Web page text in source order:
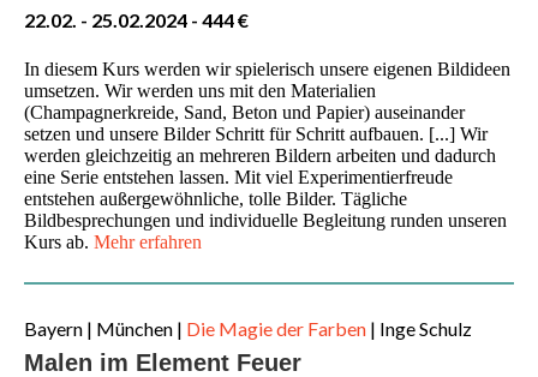
22.02. - 25.02.2024 - 444 €
In diesem Kurs werden wir spielerisch unsere eigenen Bildideen
umsetzen. Wir werden uns mit den Materialien
(Champagnerkreide, Sand, Beton und Papier) auseinander
setzen und unsere Bilder Schritt für Schritt aufbauen. [...] Wir
werden gleichzeitig an mehreren Bildern arbeiten und dadurch
eine Serie entstehen lassen. Mit viel Experimentierfreude
entstehen außergewöhnliche, tolle Bilder. Tägliche
Bildbesprechungen und individuelle Begleitung runden unseren
Kurs ab. Mehr erfahren
Bayern | München | Die Magie der Farben | Inge Schulz
Malen im Element Feuer